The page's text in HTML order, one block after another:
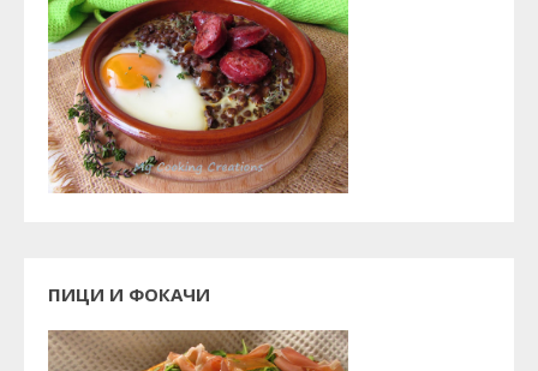
ПИЦИ И ФОКАЧИ